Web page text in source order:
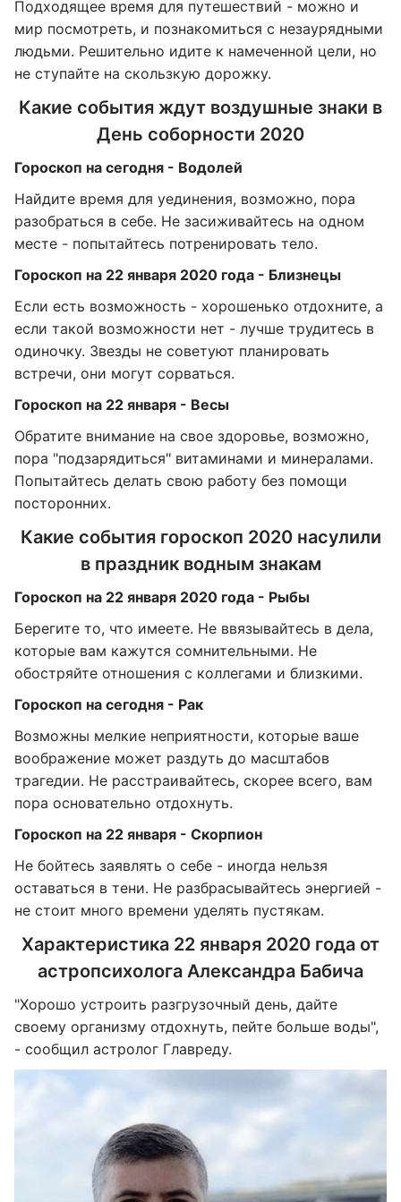
Подходящее время для путешествий - можно и
мир посмотреть, и познакомиться с незаурядными
людьми. Решительно идите к намеченной цели, но
не ступайте на скользкую дорожку.
Какие события ждут воздушные знаки в
День соборности 2020
Гороскоп на сегодня - Водолей
Найдите время для уединения, возможно, пора
разобраться в себе. Не засиживайтесь на одном
месте - попытайтесь потренировать тело.
Гороскоп на 22 января 2020 года - Близнецы
Если есть возможность - хорошенько отдохните, а
если такой возможности нет - лучше трудитесь в
одиночку. Звезды не советуют планировать
встречи, они могут сорваться.
Гороскоп на 22 января - Весы
Обратите внимание на свое здоровье, возможно,
пора "подзарядиться" витаминами и минералами.
Попытайтесь делать свою работу без помощи
посторонних.
Какие события гороскоп 2020 насулили
в праздник водным знакам
Гороскоп на 22 января 2020 года - Рыбы
Берегите то, что имеете. Не ввязывайтесь в дела,
которые вам кажутся сомнительными. Не
обостряйте отношения с коллегами и близкими.
Гороскоп на сегодня - Рак
Возможны мелкие неприятности, которые ваше
воображение может раздуть до масштабов
трагедии. Не расстраивайтесь, скорее всего, вам
пора основательно отдохнуть.
Гороскоп на 22 января - Скорпион
Не бойтесь заявлять о себе - иногда нельзя
оставаться в тени. Не разбрасывайтесь энергией -
не стоит много времени уделять пустякам.
Характеристика 22 января 2020 года от
астропсихолога Александра Бабича
"Хорошо устроить разгрузочный день, дайте
своему организму отдохнуть, пейте больше воды",
- сообщил астролог Главреду.